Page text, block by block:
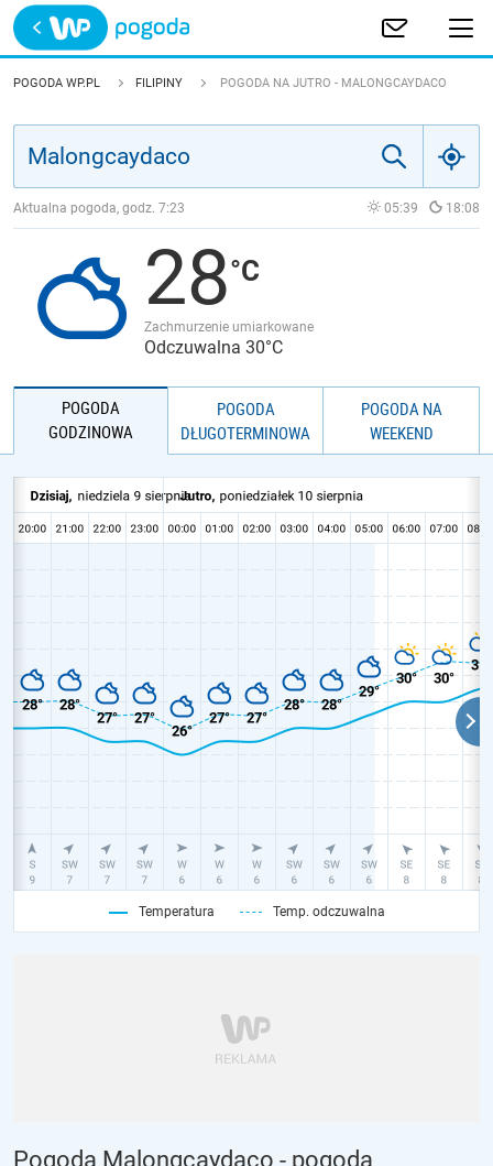
Trwa ładowanie
POLSKA
JAKOŚĆ POWIETRZA
POGODA WP.PL FILIPINY POGODA NA JUTRO - MALONGCAYDACO
Aktualna pogoda, godz. 7:23 05:39 18:08
28
Zachmurzenie umiarkowane
Odczuwalna 30°C
POGODA
GODZINOWA
POGODA
DŁUGOTERMINOWA
POGODA NA
WEEKEND
Temperatura Temp. odczuwalna
Pogoda Malongcaydaco - pogoda